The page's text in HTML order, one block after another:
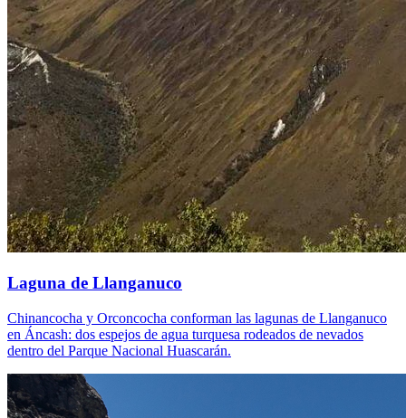
Laguna de Llanganuco
Chinancocha y Orconcocha conforman las lagunas de Llanganuco
en Áncash: dos espejos de agua turquesa rodeados de nevados
dentro del Parque Nacional Huascarán.